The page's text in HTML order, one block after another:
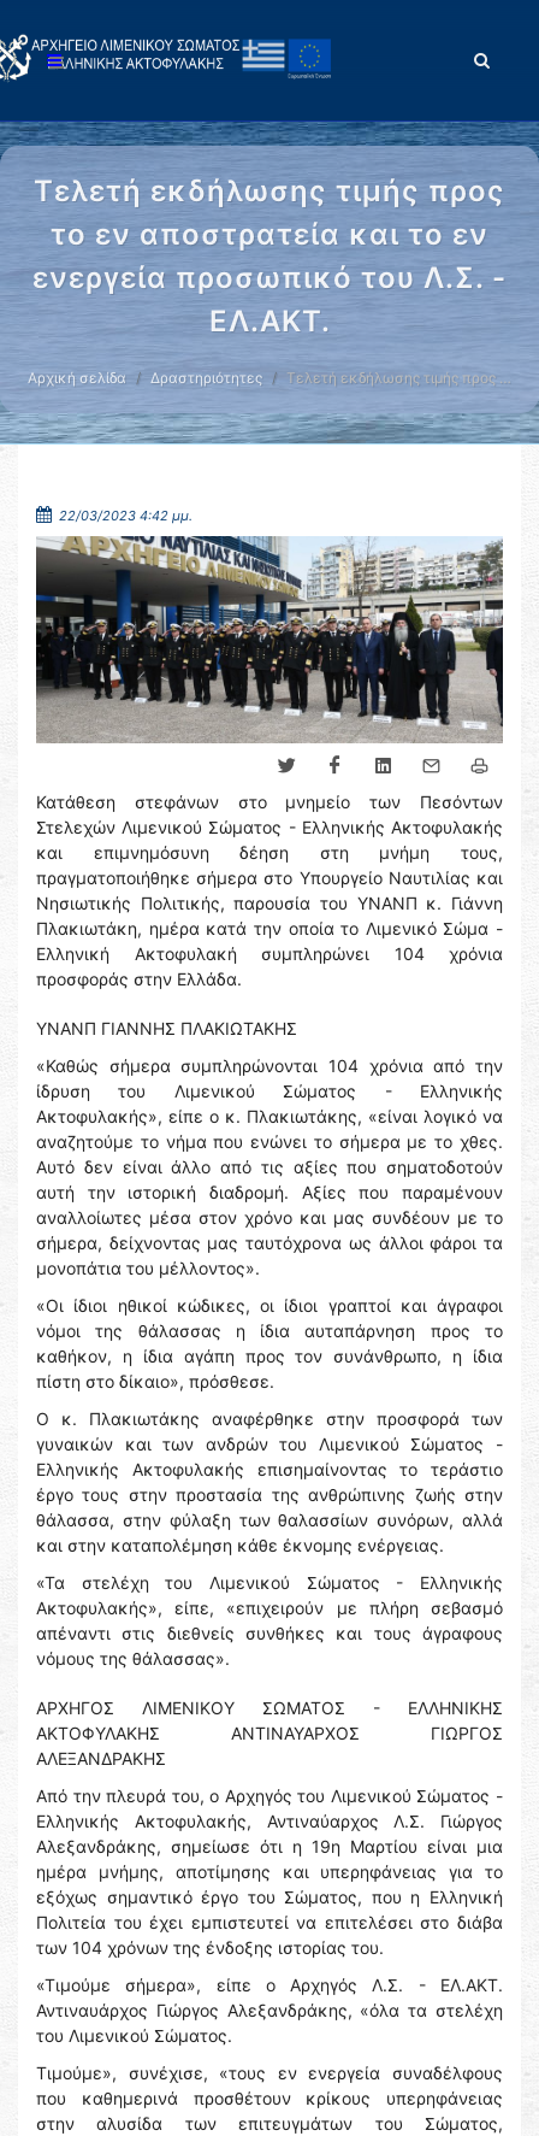
Τελετή εκδήλωσης τιμής προς
το εν αποστρατεία και το εν
ενεργεία προσωπικό του Λ.Σ. -
ΕΛ.ΑΚΤ.
Αρχική σελίδα Δραστηριότητες Τελετή εκδήλωσης τιμής προς …
22/03/2023 4:42 μμ.
Κατάθεση στεφάνων στο μνημείο των Πεσόντων
Στελεχών Λιμενικού Σώματος - Ελληνικής Ακτοφυλακής
και επιμνημόσυνη δέηση στη μνήμη τους,
πραγματοποιήθηκε σήμερα στο Υπουργείο Ναυτιλίας και
Νησιωτικής Πολιτικής, παρουσία του ΥΝΑΝΠ κ. Γιάννη
Πλακιωτάκη, ημέρα κατά την οποία το Λιμενικό Σώμα -
Ελληνική Ακτοφυλακή συμπληρώνει 104 χρόνια
προσφοράς στην Ελλάδα.
ΥΝΑΝΠ ΓΙΑΝΝΗΣ ΠΛΑΚΙΩΤΑΚΗΣ
«Καθώς σήμερα συμπληρώνονται 104 χρόνια από την
ίδρυση του Λιμενικού Σώματος - Ελληνικής
Ακτοφυλακής», είπε ο κ. Πλακιωτάκης, «είναι λογικό να
αναζητούμε το νήμα που ενώνει το σήμερα με το χθες.
Αυτό δεν είναι άλλο από τις αξίες που σηματοδοτούν
αυτή την ιστορική διαδρομή. Αξίες που παραμένουν
αναλλοίωτες μέσα στον χρόνο και μας συνδέουν με το
σήμερα, δείχνοντας μας ταυτόχρονα ως άλλοι φάροι τα
μονοπάτια του μέλλοντος».
«Οι ίδιοι ηθικοί κώδικες, οι ίδιοι γραπτοί και άγραφοι
νόμοι της θάλασσας η ίδια αυταπάρνηση προς το
καθήκον, η ίδια αγάπη προς τον συνάνθρωπο, η ίδια
πίστη στο δίκαιο», πρόσθεσε.
Ο κ. Πλακιωτάκης αναφέρθηκε στην προσφορά των
γυναικών και των ανδρών του Λιμενικού Σώματος -
Ελληνικής Ακτοφυλακής επισημαίνοντας το τεράστιο
έργο τους στην προστασία της ανθρώπινης ζωής στην
θάλασσα, στην φύλαξη των θαλασσίων συνόρων, αλλά
και στην καταπολέμηση κάθε έκνομης ενέργειας.
«Τα στελέχη του Λιμενικού Σώματος - Ελληνικής
Ακτοφυλακής», είπε, «επιχειρούν με πλήρη σεβασμό
απέναντι στις διεθνείς συνθήκες και τους άγραφους
νόμους της θάλασσας».
ΑΡΧΗΓΟΣ ΛΙΜΕΝΙΚΟΥ ΣΩΜΑΤΟΣ - ΕΛΛΗΝΙΚΗΣ
ΑΚΤΟΦΥΛΑΚΗΣ ΑΝΤΙΝΑΥΑΡΧΟΣ ΓΙΩΡΓΟΣ
ΑΛΕΞΑΝΔΡΑΚΗΣ
Από την πλευρά του, ο Αρχηγός του Λιμενικού Σώματος -
Ελληνικής Ακτοφυλακής, Αντιναύαρχος Λ.Σ. Γιώργος
Αλεξανδράκης, σημείωσε ότι η 19η Μαρτίου είναι μια
ημέρα μνήμης, αποτίμησης και υπερηφάνειας για το
εξόχως σημαντικό έργο του Σώματος, που η Ελληνική
Πολιτεία του έχει εμπιστευτεί να επιτελέσει στο διάβα
των 104 χρόνων της ένδοξης ιστορίας του.
«Τιμούμε σήμερα», είπε ο Αρχηγός Λ.Σ. - ΕΛ.ΑΚΤ.
Αντιναυάρχος Γιώργος Αλεξανδράκης, «όλα τα στελέχη
του Λιμενικού Σώματος.
Τιμούμε», συνέχισε, «τους εν ενεργεία συναδέλφους
που καθημερινά προσθέτουν κρίκους υπερηφάνειας
στην αλυσίδα των επιτευγμάτων του Σώματος,